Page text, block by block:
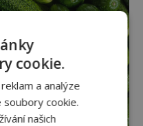
cookie.
a analýze
soubory cookie.
našich